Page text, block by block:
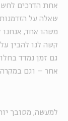
אחת הדרכים
שאלה על
משהו אחד, אנחנו
קשה לנו להבין
גם זמן נמדד
אחר – וגם
למעשה, מסובך